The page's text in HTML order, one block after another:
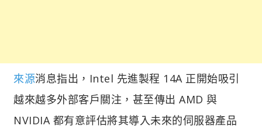
來源消息指出，Intel 先進製程 14A 正開始吸引
越來越多外部客戶關注，甚至傳出 AMD 與
NVIDIA 都有意評估將其導入未來的伺服器產品